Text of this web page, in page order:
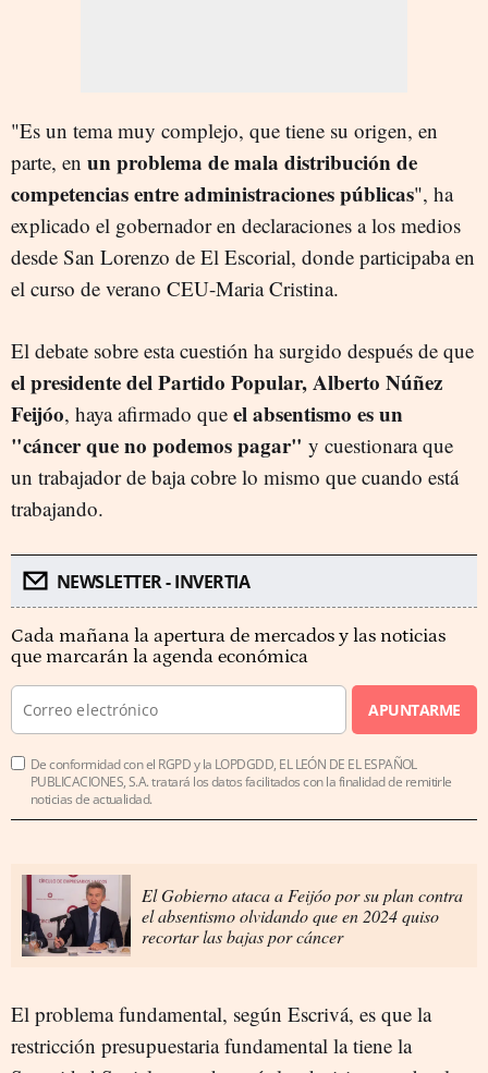
"Es un tema muy complejo, que tiene su origen, en
parte, en un problema de mala distribución de
competencias entre administraciones públicas", ha
explicado el gobernador en declaraciones a los medios
desde San Lorenzo de El Escorial, donde participaba en
el curso de verano CEU-Maria Cristina.
El debate sobre esta cuestión ha surgido después de que
el presidente del Partido Popular, Alberto Núñez
Feijóo, haya afirmado que el absentismo es un
"cáncer que no podemos pagar" y cuestionara que
un trabajador de baja cobre lo mismo que cuando está
trabajando.
NEWSLETTER - INVERTIA
Cada mañana la apertura de mercados y las noticias
que marcarán la agenda económica
APUNTARME
De conformidad con el RGPD y la LOPDGDD, EL LEÓN DE EL ESPAÑOL
PUBLICACIONES, S.A. tratará los datos facilitados con la finalidad de remitirle
noticias de actualidad.
El Gobierno ataca a Feijóo por su plan contra
el absentismo olvidando que en 2024 quiso
recortar las bajas por cáncer
El problema fundamental, según Escrivá, es que la
restricción presupuestaria fundamental la tiene la